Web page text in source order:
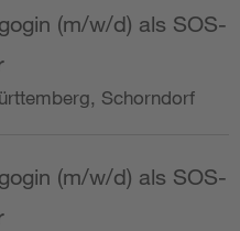
(m/w/d) als SOS-
Schorndorf
(m/w/d) als SOS-